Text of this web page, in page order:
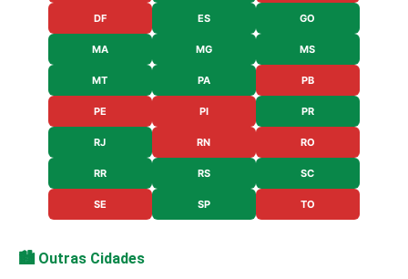
DF ES GO
MA MG MS
MT PA PB
PE PI PR
RJ RN RO
RR RS SC
SE SP TO
🏙️ Outras Cidades